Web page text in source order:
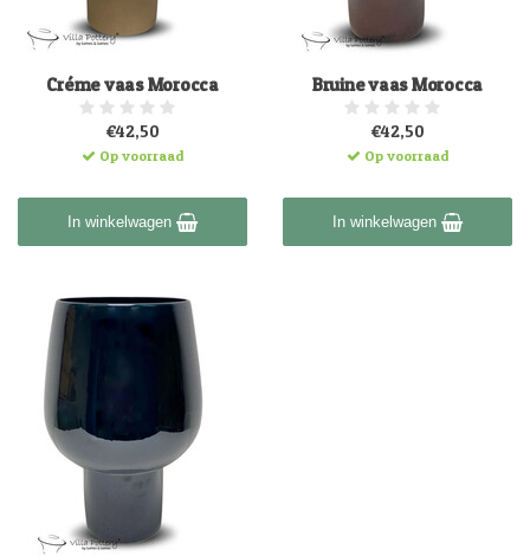
Créme vaas Morocca
€42,50
Op voorraad
In winkelwagen
Bruine vaas Morocca
€42,50
Op voorraad
In winkelwagen